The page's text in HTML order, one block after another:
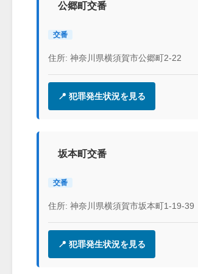
公郷町交番
交番
住所: 神奈川県横須賀市公郷町2-22
📍 犯罪発生状況を見る
坂本町交番
交番
住所: 神奈川県横須賀市坂本町1-19-39
📍 犯罪発生状況を見る